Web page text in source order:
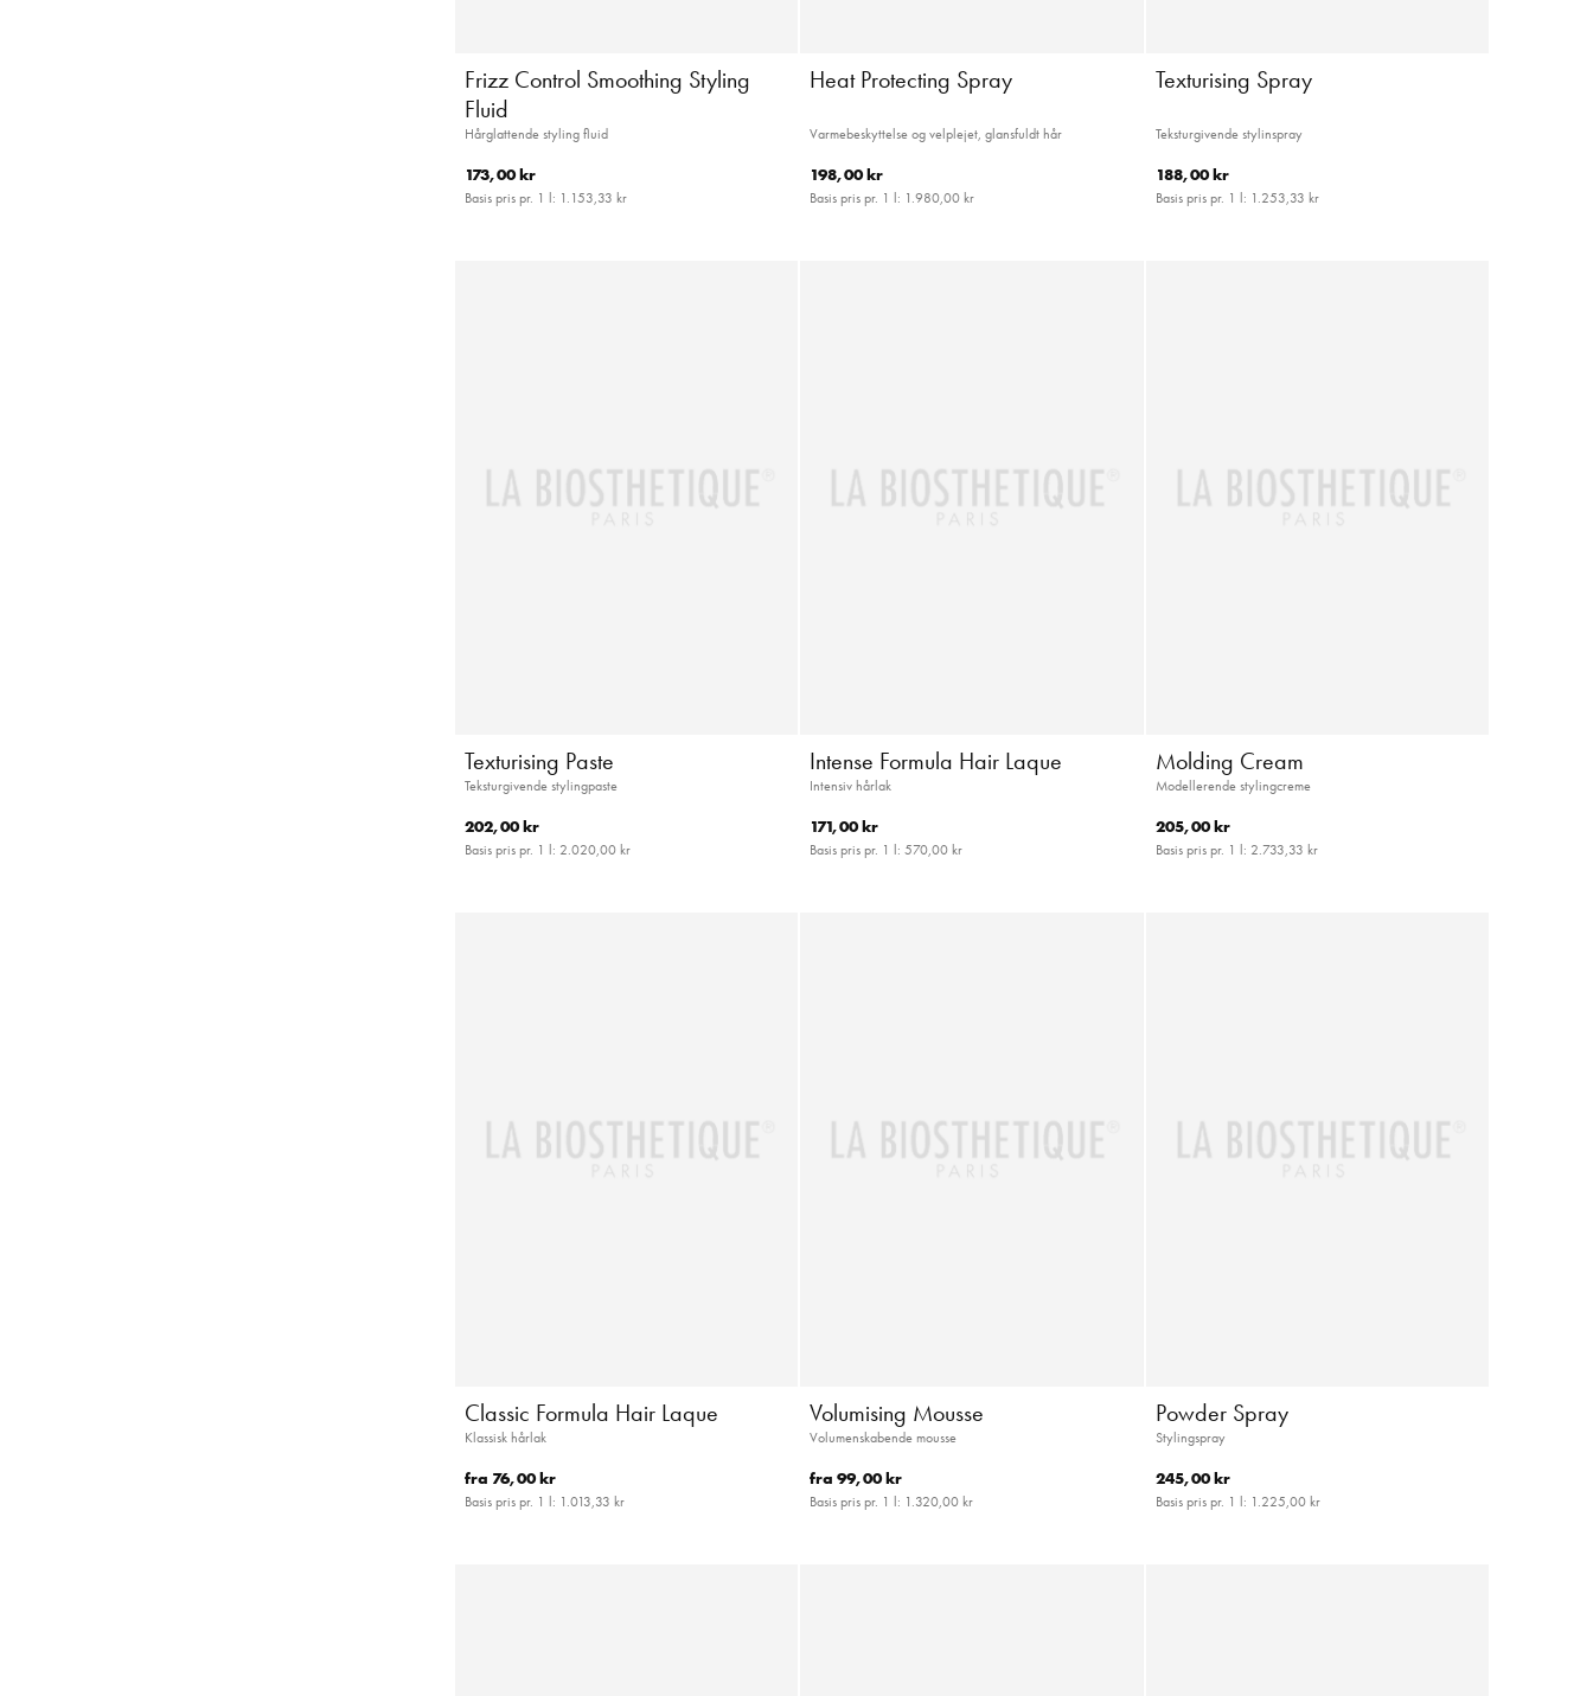
Frizz Control Smoothing Styling
Fluid
Hårglattende styling fluid
173,00 kr
Basis pris pr. 1 l: 1.153,33 kr
Heat Protecting Spray
Varmebeskyttelse og velplejet, glansfuldt hår
198,00 kr
Basis pris pr. 1 l: 1.980,00 kr
Texturising Spray
Teksturgivende stylinspray
188,00 kr
Basis pris pr. 1 l: 1.253,33 kr
Texturising Paste
Teksturgivende stylingpaste
202,00 kr
Basis pris pr. 1 l: 2.020,00 kr
Intense Formula Hair Laque
Intensiv hårlak
171,00 kr
Basis pris pr. 1 l:570,00 kr
Molding Cream
Modellerende stylingcreme
205,00 kr
Basis pris pr. 1 l: 2.733,33 kr
Classic Formula Hair Laque
Klassisk hårlak
fra 76,00 kr
Basis pris pr. 1 l: 1.013,33 kr
Volumising Mousse
Volumenskabende mousse
fra99,00 kr
Basis pris pr. 1 l: 1.320,00 kr
Powder Spray
Stylingspray
245,00 kr
Basis pris pr. 1 l: 1.225,00 kr